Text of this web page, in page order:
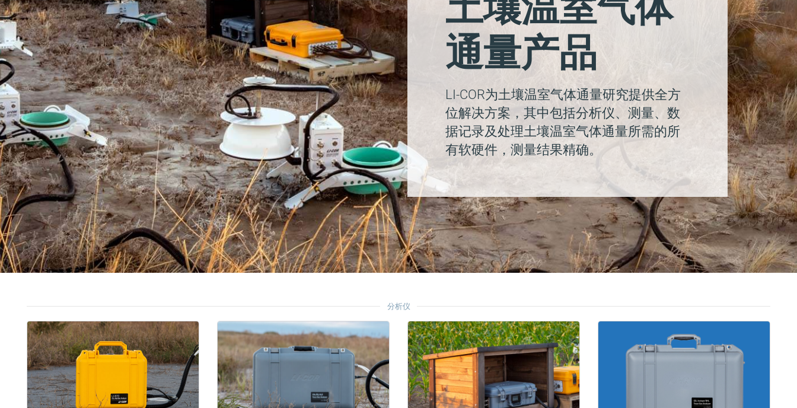
通量产品
LI-COR为土壤温室气体通量研究提供全方
位解决方案，其中包括分析仪、测量、数
据记录及处理土壤温室气体通量所需的所
有软硬件，测量结果精确。
分析仪